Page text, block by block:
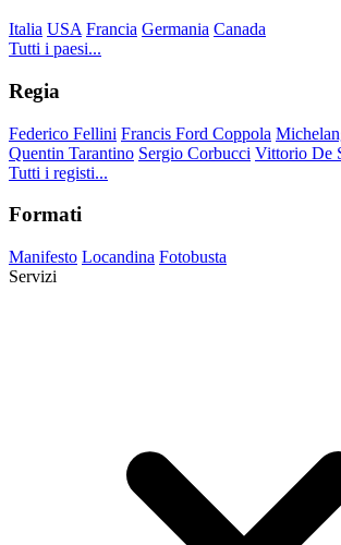
Italia USA Francia Germania Canada
Tutti i paesi...
Regia
Federico Fellini Francis Ford Coppola
Quentin Tarantino Sergio Corbucci Vittorio De
Tutti i registi...
Formati
Manifesto Locandina Fotobusta
Servizi